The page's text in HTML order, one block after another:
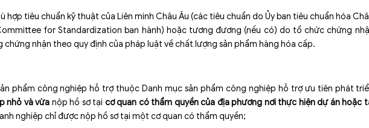
hợp tiêu chuẩn kỹ thuật của Liên minh Châu Âu (các tiêu chuẩn do Ủy ban tiêu chuẩn hóa
for Standardization ban hành) hoặc tương đương (nếu có) do tổ chức chứng
nhận theo quy định của pháp luật về chất lượng sản phẩm hàng hóa cấp.
phẩm công nghiệp hỗ trợ thuộc Danh mục sản phẩm công nghiệp hỗ trợ ưu tiên phát
nhỏ và vừa nộp hồ sơ tại cơ quan có thẩm quyền của địa phương nơi thực hiện dự án hoặc
nghiệp chỉ được nộp hồ sơ tại một cơ quan có thẩm quyền;